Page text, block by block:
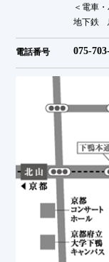
＜電車
地下鉄
電話番号 075-